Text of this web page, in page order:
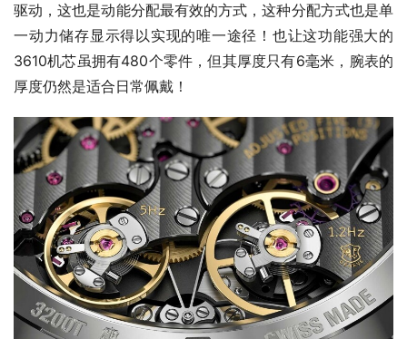
驱动，这也是动能分配最有效的方式，这种分配方式也是单
一动力储存显示得以实现的唯一途径！也让这功能强大的
3610机芯虽拥有480个零件，但其厚度只有6毫米，腕表的
厚度仍然是适合日常佩戴！